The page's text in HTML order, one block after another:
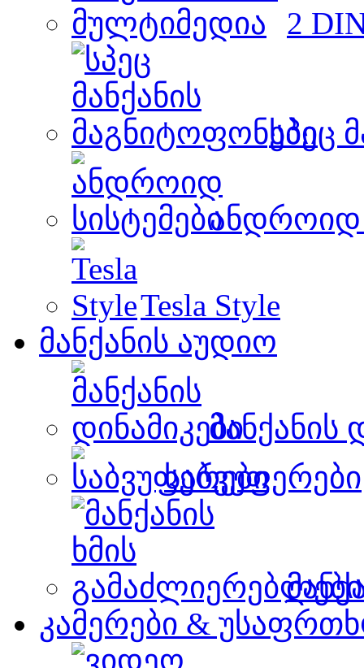
2
სპეც
ანდროიდ
Tesla Style
მანქანის აუდიო
მანქანის
საბვუფერები
კამერები &